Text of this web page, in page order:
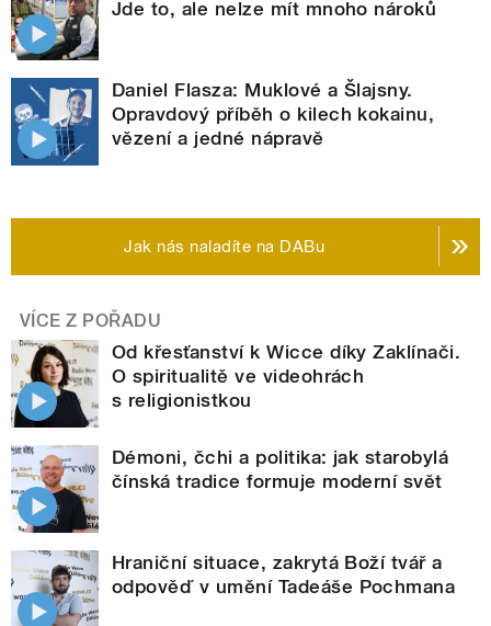
Jde to, ale nelze mít mnoho nároků
Daniel Flasza: Muklové a Šlajsny.
Opravdový příběh o kilech kokainu,
vězení a jedné nápravě
Jak nás naladíte na DABu
VÍCE Z POŘADU
Od křesťanství k Wicce díky Zaklínači.
O spiritualitě ve videohrách
s religionistkou
Démoni, čchi a politika: jak starobylá
čínská tradice formuje moderní svět
Hraniční situace, zakrytá Boží tvář a
odpověď v umění Tadeáše Pochmana